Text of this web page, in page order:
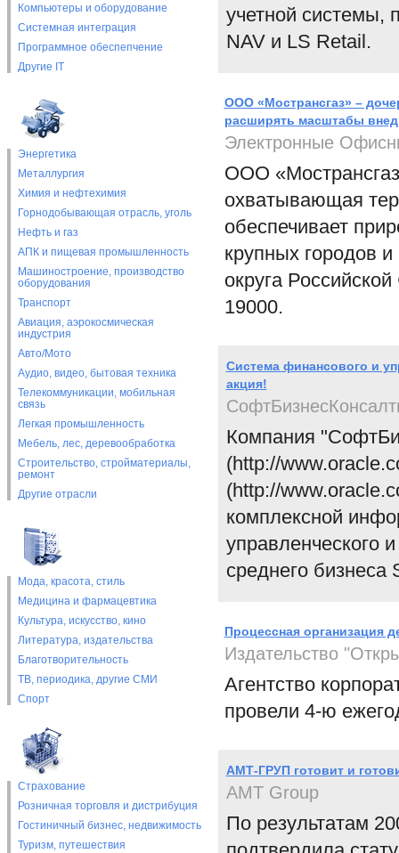
Компьютеры и оборудование
Системная интеграция
Программное обеспепчение
Другие IT
Энергетика
Металлургия
Химия и нефтехимия
Горнодобывающая отрасль, уголь
Нефть и газ
АПК и пищевая промышленность
Машиностроение, производство
оборудования
Транспорт
Авиация, аэрокосмическая
индустрия
Авто/Мото
Аудио, видео, бытовая техника
Телекоммуникации, мобильная
связь
Легкая промышленность
Мебель, лес, деревообработка
Строительство, стройматериалы,
ремонт
Другие отрасли
Мода, красота, стиль
Медицина и фармацевтика
Культура, искусство, кино
Литература, издательства
Благотворительность
ТВ, периодика, другие СМИ
Спорт
Страхование
Розничная торговля и дистрибуция
Гостиничный бизнес, недвижимость
Туризм, путешествия
учетной системы,
NAV и LS Retail.
ООО «Мострансгаз» –
расширять масштабы
Электронные
ООО
охватывающая
обеспечивает
крупных городов
округа
19000.
Система финансового и
акция!
Компания
(http://
(http://
комплексной
управленческого
среднего
Процессная организация
Издательство
Агентство
провели 4-ю
АМТ-ГРУП готовит и
АМТ Group
По результатам